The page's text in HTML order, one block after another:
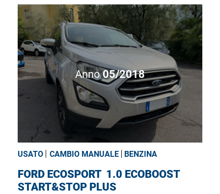
Anno05/2018
USATO CAMBIO MANUALE BENZINA
FORD ECOSPORT 1.0 ECOBOOST
START&STOP PLUS